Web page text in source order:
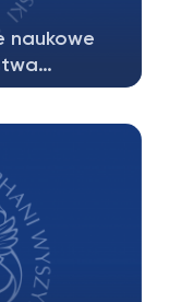
naukowe
grupę…